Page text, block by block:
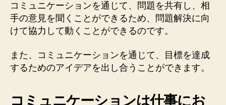
コミュニケーションを通じて、問題を共有し、相
手の意見を聞くことができるため、問題解決に向
けて協力して動くことができるのです。
また、コミュニケーションを通じて、目標を達成
するためのアイデアを出し合うことができます。
コミュニケーションは仕事にお